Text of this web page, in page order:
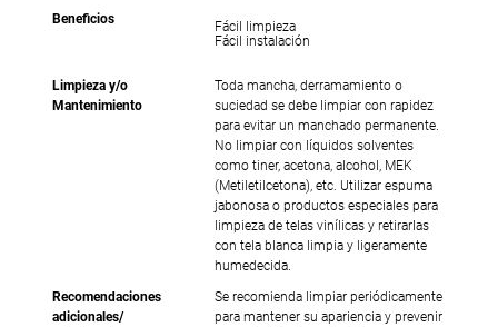
Beneficios
Fácil limpieza
Fácil instalación
Limpieza y/o
Mantenimiento
Toda mancha, derramamiento o
suciedad se debe limpiar con rapidez
para evitar un manchado permanente.
No limpiar con líquidos solventes
como tiner, acetona, alcohol, MEK
(Metiletilcetona), etc. Utilizar espuma
jabonosa o productos especiales para
limpieza de telas vinílicas y retirarlas
con tela blanca limpia y ligeramente
humedecida.
Recomendaciones
adicionales/
Se recomienda limpiar periódicamente
para mantener su apariencia y prevenir